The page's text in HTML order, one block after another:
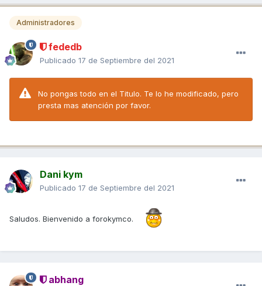
Administradores
fededb
Publicado 17 de Septiembre del 2021
No pongas todo en el Titulo. Te lo he modificado, pero
presta mas atención por favor.
Dani kym
Publicado 17 de Septiembre del 2021
Saludos. Bienvenido a forokymco.
abhang